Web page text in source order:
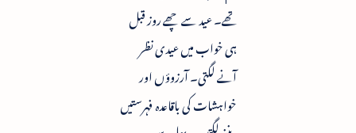
تھے۔ عید سے چھے روز قبل
ہی خواب میں عیدی نظر
آنے لگتی۔ آرزوؤں اور
خواہشات کی باقاعدہ فہرستیں